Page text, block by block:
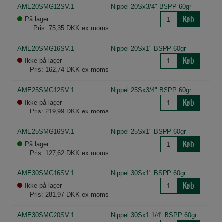
AME20SMG12SV.1
Nippel 20Sx3/4" BSPP 60gr
På lager
Pris: 75,35 DKK ex moms
Køb
AME20SMG16SV.1
Nippel 20Sx1" BSPP 60gr
Ikke på lager
Pris: 162,74 DKK ex moms
Køb
AME25SMG12SV.1
Nippel 25Sx3/4" BSPP 60gr
Ikke på lager
Pris: 219,99 DKK ex moms
Køb
AME25SMG16SV.1
Nippel 25Sx1" BSPP 60gr
På lager
Pris: 127,62 DKK ex moms
Køb
AME30SMG16SV.1
Nippel 30Sx1" BSPP 60gr
Ikke på lager
Pris: 281,97 DKK ex moms
Køb
AME30SMG20SV.1 Nippel 30Sx1.1/4" BSPP 60gr